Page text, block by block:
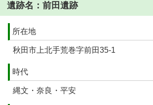
遺跡名：前田遺跡
所在地
秋田市上北手荒巻字前田35-1
時代
縄文・奈良・平安